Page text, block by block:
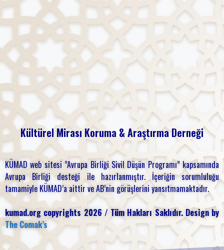
Kültürel Mirası Koruma & AraştırmaDerneği
KÜMAD web sitesi ”Avrupa Birliği Sivil Düşün Programı” kapsamında
Avrupa Birliği desteği ile hazırlanmıştır. İçeriğin sorumluluğu
tamamiyle KÜMAD’a aittir ve AB’nin görüşlerini yansıtmamaktadır.
kumad.org copyrights 2026 / Tüm Hakları Saklıdır. Design by
The Comak’s